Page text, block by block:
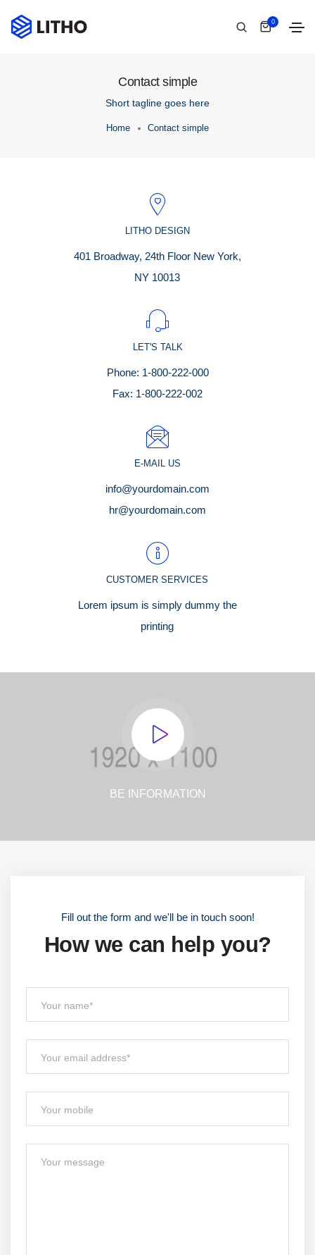
0
Contact simple
Short tagline goes here
Home Contact simple
LITHO DESIGN
401 Broadway, 24th Floor New York,
NY 10013
LET'S TALK
Phone: 1-800-222-000
Fax: 1-800-222-002
E-MAIL US
info@yourdomain.com
hr@yourdomain.com
CUSTOMER SERVICES
Lorem ipsum is simply dummy the
printing
BE INFORMATION
Fill out the form and we'll be in touch soon!
How we can help you?